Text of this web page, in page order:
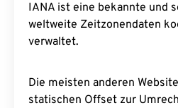
IANA ist eine bekannte und
weltweite Zeitzonendaten
verwaltet.
Die meisten anderen
statischen Offset zur